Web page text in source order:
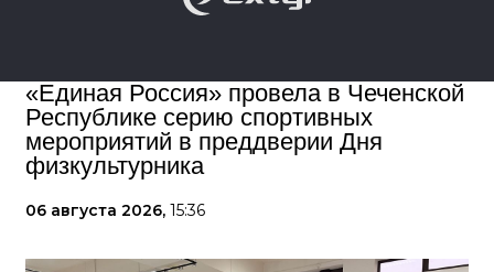
«Единая Россия» провела в Чеченской
Республике серию спортивных
мероприятий в преддверии Дня
физкультурника
06 августа 2026, 15:36